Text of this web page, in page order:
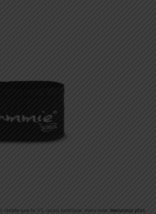
stable que la V1, aussi pratique, mais avec beaucoup plus